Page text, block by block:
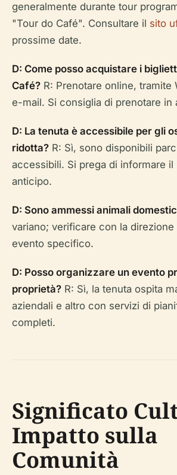
generalmente durante tour
"Tour do Café". Consultare il sito
prossime date.
D: Come posso acquistare i
Café? R: Prenotare online, tramite
e-mail. Si consiglia di prenotare in
D: La tenuta è accessibile per gli
ridotta? R: Sì, sono disponibili
accessibili. Si prega di informare il
anticipo.
D: Sono ammessi animali
variano; verificare con la
evento specifico.
D: Posso organizzare un evento
proprietà? R: Sì, la tenuta ospita
aziendali e altro con servizi di
completi.
Significato
Impatto sulla
Comunità